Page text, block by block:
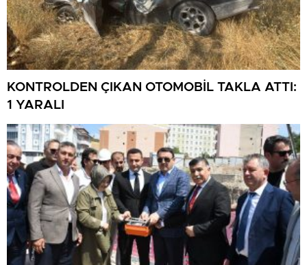
KONTROLDEN ÇIKAN OTOMOBİL TAKLA ATTI:
1 YARALI